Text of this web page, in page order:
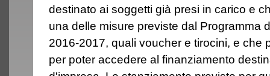
destinato ai soggetti già presi in carico e
una delle misure previste dal Programma
2016-2017, quali voucher e tirocini, e che
per poter accedere al finanziamento